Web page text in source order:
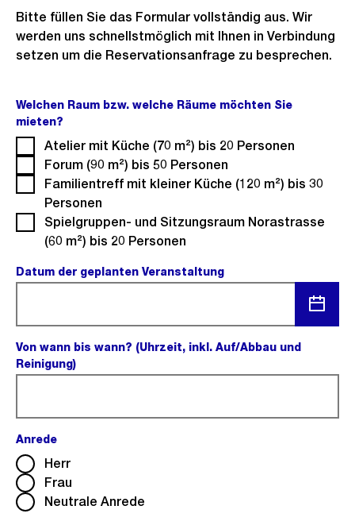
Bitte füllen Sie das Formular vollständig aus. Wir
werden uns schnellstmöglich mit Ihnen in Verbindung
setzen um die Reservationsanfrage zu besprechen.
Welchen Raum bzw. welche Räume möchten Sie
mieten?
Atelier mit Küche (70 m²) bis 20 Personen
Forum (90 m²) bis 50 Personen
Familientreff mit kleiner Küche (120 m²) bis 30
Personen
Spielgruppen- und Sitzungsraum Norastrasse
(60 m²) bis 20 Personen
Datum der geplanten Veranstaltung
öffnen
Von wann bis wann? (Uhrzeit, inkl. Auf/Abbau und
Reinigung)
Anrede
Herr
Frau
Neutrale Anrede